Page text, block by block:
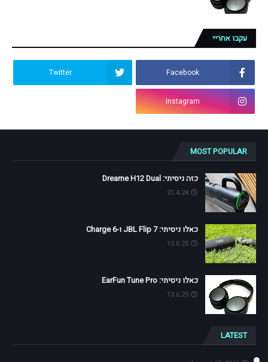
עקבו אחריי
Facebook
Twitter
Instagram
MOST POPULAR
כזה ניסיתי: Dreame H12 Dual
21.4.24
כאלו ניסיתי: JBL Flip 7 ו-Charge 6
15.6.25
כאלו ניסיתי: EarFun Tune Pro
13.6.25
LATEST